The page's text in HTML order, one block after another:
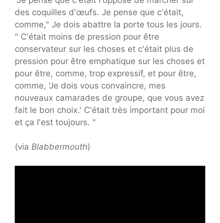
des coquilles d'œufs. Je pense que c'était,
comme," Je dois abattre la porte tous les jours.
" C'était moins de pression pour être
conservateur sur les choses et c'était plus de
pression pour être emphatique sur les choses et
pour être, comme, trop expressif, et pour être,
comme, 'Je dois vous convaincre, mes
nouveaux camarades de groupe, que vous avez
fait le bon choix.' C'était très important pour moi
et ça l'est toujours. "
(via Blabbermouth)